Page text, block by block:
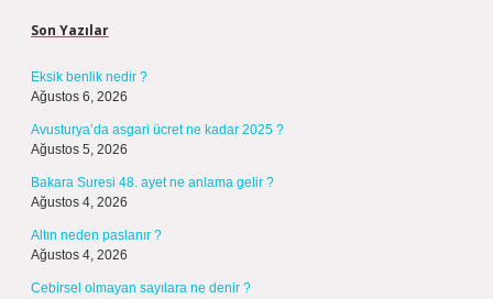
Son Yazılar
Eksik benlik nedir ?
Ağustos 6, 2026
Avusturya’da asgari ücret ne kadar 2025 ?
Ağustos 5, 2026
Bakara Suresi 48. ayet ne anlama gelir ?
Ağustos 4, 2026
Altın neden paslanır ?
Ağustos 4, 2026
Cebirsel olmayan sayılara ne denir ?